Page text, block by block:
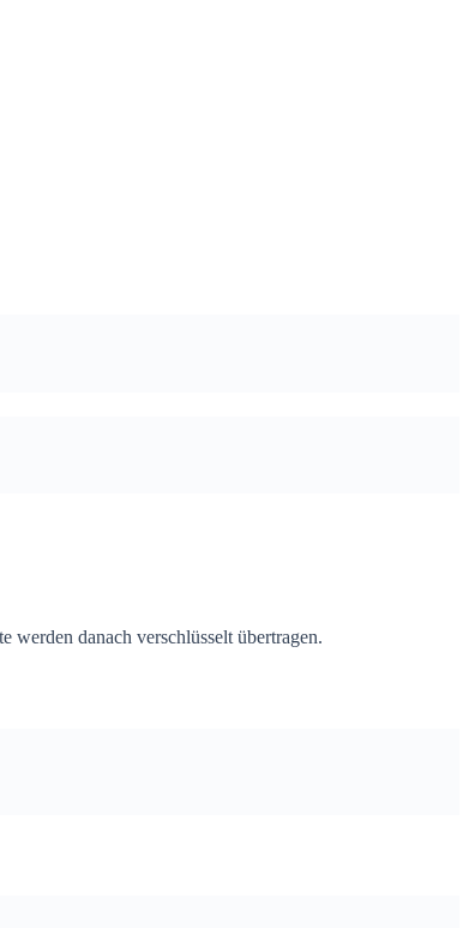
werden danach verschlüsselt übertragen.